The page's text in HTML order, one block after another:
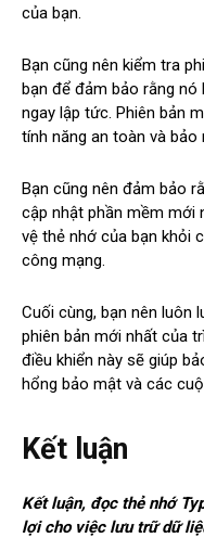
của bạn.
Bạn cũng nên kiểm tra
bạn để đảm bảo rằng nó
ngay lập tức. Phiên bản
tính năng an toàn và bảo
Bạn cũng nên đảm bảo
cập nhật phần mềm mới
vệ thẻ nhớ của bạn khỏi
công mạng.
Cuối cùng, bạn nên luôn
phiên bản mới nhất của
điều khiển này sẽ giúp
hổng bảo mật và các
Kết luận
Kết luận, đọc thẻ nhớ
lợi cho việc lưu trữ dữ